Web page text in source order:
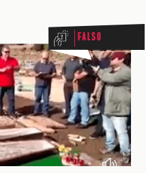
Falso